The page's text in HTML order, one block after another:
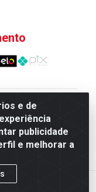
e de
publicidade
e melhorar a
Comercio e
39 e, 41 - Setor
72.135-100 -
80